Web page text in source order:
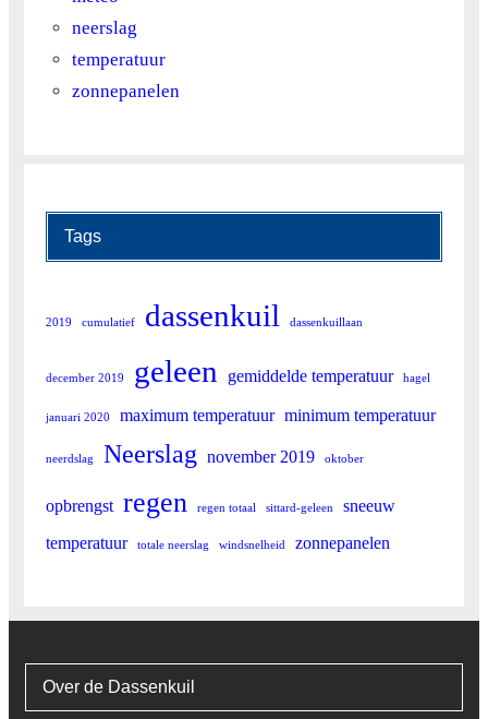
neerslag
temperatuur
zonnepanelen
Tags
2019 cumulatief dassenkuil dassenkuillaan
december 2019 geleen gemiddelde temperatuur hagel
januari 2020 maximum temperatuur minimum temperatuur
neerdslag Neerslag november 2019 oktober
opbrengst regen regen totaal sittard-geleen
sneeuw
temperatuur
totale neerslag windsnelheid zonnepanelen
Over de Dassenkuil